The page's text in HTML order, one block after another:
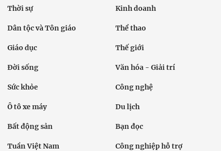
Thời sự Kinh doanh
Dân tộc và Tôn giáo Thể thao
Giáo dục Thế giới
Đời sống Văn hóa - Giải trí
Sức khỏe Công nghệ
Ô tô xe máy Du lịch
Bất động sản Bạn đọc
Tuần Việt Nam Công nghiệp hỗ trợ